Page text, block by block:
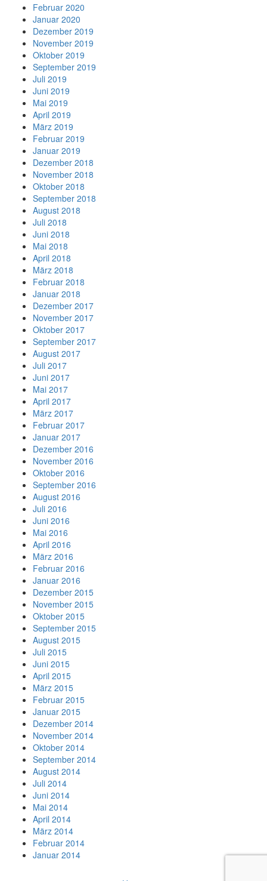
Februar 2020
Januar 2020
Dezember 2019
November 2019
Oktober 2019
September 2019
Juli 2019
Juni 2019
Mai 2019
April 2019
März 2019
Februar 2019
Januar 2019
Dezember 2018
November 2018
Oktober 2018
September 2018
August 2018
Juli 2018
Juni 2018
Mai 2018
April 2018
März 2018
Februar 2018
Januar 2018
Dezember 2017
November 2017
Oktober 2017
September 2017
August 2017
Juli 2017
Juni 2017
Mai 2017
April 2017
März 2017
Februar 2017
Januar 2017
Dezember 2016
November 2016
Oktober 2016
September 2016
August 2016
Juli 2016
Juni 2016
Mai 2016
April 2016
März 2016
Februar 2016
Januar 2016
Dezember 2015
November 2015
Oktober 2015
September 2015
August 2015
Juli 2015
Juni 2015
April 2015
März 2015
Februar 2015
Januar 2015
Dezember 2014
November 2014
Oktober 2014
September 2014
August 2014
Juli 2014
Juni 2014
Mai 2014
April 2014
März 2014
Februar 2014
Januar 2014